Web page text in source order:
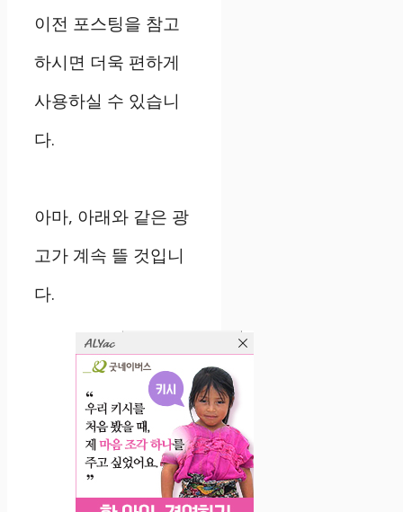
이전 포스팅을 참고
하시면 더욱 편하게
사용하실 수 있습니
다.
아마, 아래와 같은 광
고가 계속 뜰 것입니
다.